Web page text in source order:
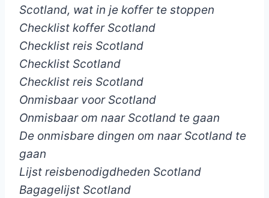
Scotland, wat in je koffer te stoppen
Checklist koffer Scotland
Checklist reis Scotland
Checklist Scotland
Checklist reis Scotland
Onmisbaar voor Scotland
Onmisbaar om naar Scotland te gaan
De onmisbare dingen om naar Scotland te
gaan
Lijst reisbenodigdheden Scotland
Bagagelijst Scotland